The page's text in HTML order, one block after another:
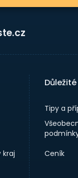
kraj
Tipy a
Ceník